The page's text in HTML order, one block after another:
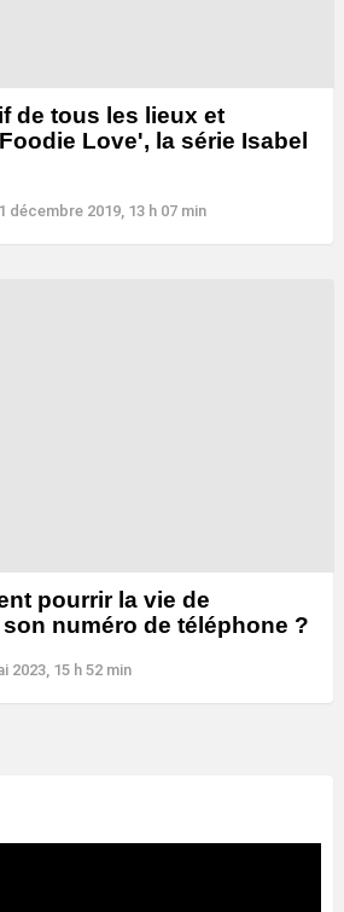
de tous les lieux et
Love', la série Isabel
décembre 2019, 13 h 07 min
pourrir la vie de
numéro de téléphone ?
2023, 15 h 52 min